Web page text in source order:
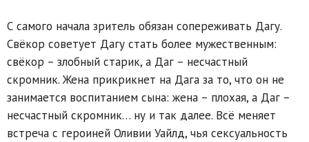
С самого начала зритель обязан сопереживать Дагу.
Свёкор советует Дагу стать более мужественным:
свёкор – злобный старик, а Даг – несчастный
скромник. Жена прикрикнет на Дага за то, что он не
занимается воспитанием сына: жена – плохая, а Даг –
несчастный скромник… ну и так далее. Всё меняет
встреча с героиней Оливии Уайлд, чья сексуальность